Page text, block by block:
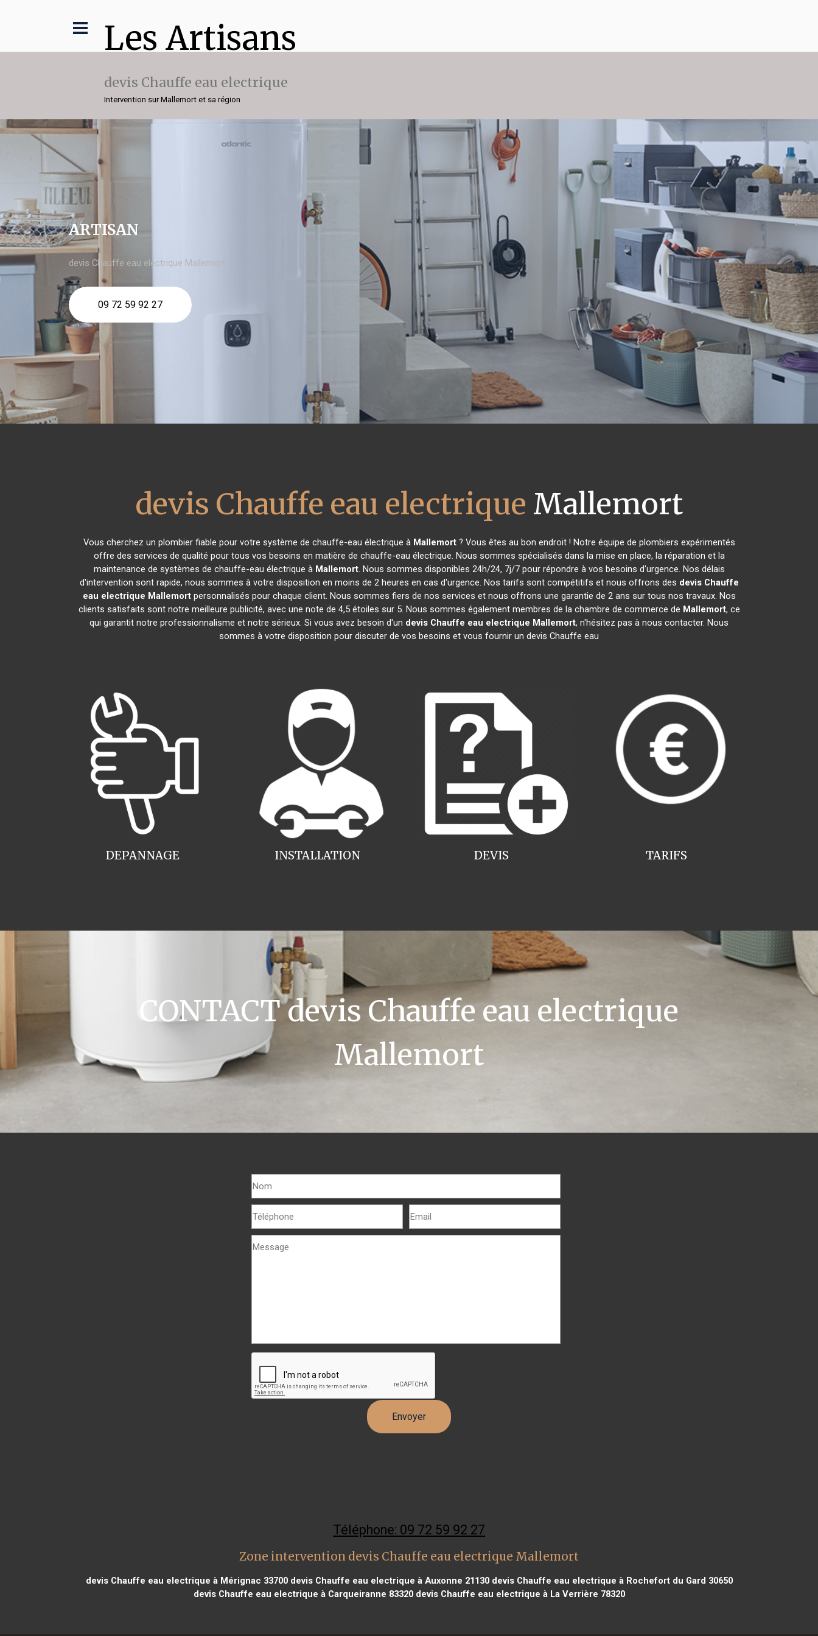
Les Artisans
devis Chauffe eau electrique
Intervention sur Mallemort et sa région
ARTISAN
devis Chauffe eau electrique Mallemort
09 72 59 92 27
devis Chauffe eau electrique Mallemort
Vous cherchez un plombier fiable pour votre système de chauffe-eau électrique à Mallemort? Vous êtes au bon endroit ! Notre équipe de plombiers expérimentés
offre des services de qualité pour tous vos besoins en matière de chauffe-eau électrique. Nous sommes spécialisés dans la mise en place, la réparation et la
maintenance de systèmes de chauffe-eau électrique à Mallemort. Nous sommes disponibles 24h/24, 7j/7 pour répondre à vos besoins d'urgence. Nos délais
d'intervention sont rapide, nous sommes à votre disposition en moins de 2 heures en cas d'urgence. Nos tarifs sont compétitifs et nous offrons des devis Chauffe
eau electrique Mallemortpersonnalisés pour chaque client. Nous sommes fiers de nos services et nous offrons une garantie de 2 ans sur tous nos travaux. Nos
clients satisfaits sont notre meilleure publicité, avec une note de 4,5 étoiles sur 5. Nous sommes également membres de la chambre de commerce de Mallemort, ce
qui garantit notre professionnalisme et notre sérieux. Si vous avez besoin d'un devis Chauffe eau electrique Mallemort, n'hésitez pas à nous contacter. Nous
sommes à votre disposition pour discuter de vos besoins et vous fournir un devis Chauffe eau
INSTALLATION
DEPANNAGE TARIFS
DEVIS
CONTACT devis Chauffe eau electrique
Mallemort
Téléphone: 09 72 59 92 27
Zone intervention devis Chauffe eau electrique Mallemort
devis Chauffe eau electrique à Mérignac 33700devis Chauffe eau electrique à Auxonne 21130devis Chauffe eau electrique à Rochefort du Gard 30650
devis Chauffe eau electrique à Carqueiranne 83320devis Chauffe eau electrique à La Verrière 78320